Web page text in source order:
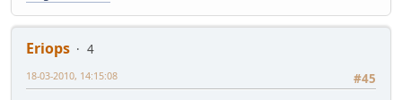
Eriops
4
#45
18-03-2010, 14:15:08